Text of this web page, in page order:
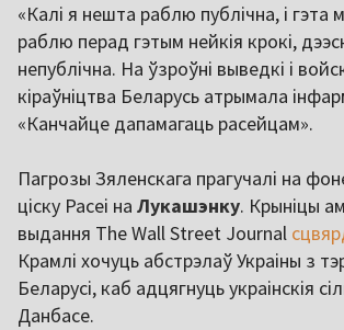
«Калі я нешта раблю публічна, і гэта
раблю перад гэтым нейкія крокі,
непублічна. На ўзроўні выведкі і
кіраўніцтва Беларусь атрымала
«Канчайце дапамагаць расейцам».
Пагрозы Зяленскага прагучалі на
ціску Расеі на Лукашэнку. Крыніцы
выдання The Wall Street Journal
Крамлі хочуць абстрэлаў Украіны з
Беларусі, каб адцягнуць украінскія
Данбасе.